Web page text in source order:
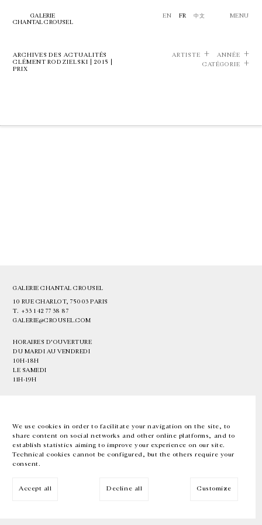
We use cookies in order to facilitate your navigation on the site, to
share content on social networks and other online platforms, and to
establish statistics aiming to improve your experience on our site.
Technical cookies cannot be configured, but the others require your
consent.
Accept all Decline all Customize
GALERIE
CHANTAL CROUSEL
EN FR 中文 MENU
ARCHIVES DES ACTUALITÉS
CLÉMENT RODZIELSKI | 2015 |
PRIX
ARTISTE
ANNÉE
CATÉGORIE
GALERIE CHANTAL CROUSEL
10 RUE CHARLOT, 75003 PARIS
T. +33 1 42 77 38 87
GALERIE@CROUSEL.COM
HORAIRES D'OUVERTURE
DU MARDI AU VENDREDI
10H-18H
LE SAMEDI
11H-19H
EN FR 中文 Facebook Instagram
Inscrivez-vous à notre newsletter